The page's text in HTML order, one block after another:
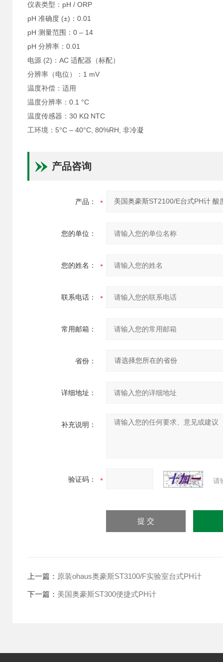
仪表类型：pH / ORP
pH 准确度 (±)：0.01
pH 测量范围：0 – 14
pH 分辨率：0.01
电源 (2)：AC 适配器（标配）
分辨率（电位）：1 mV
温度补偿：适用
温度分辨率：0.1 °C
温度传感器：30 KΩ NTC
工环境：5°C – 40°C, 80%RH, 非冷凝
产品咨询
产品：
您的单位：
您的姓名：
联系电话：
常用邮箱：
省份：
详细地址：
补充说明：
验证码： 请
上一篇： 原装ohaus奥豪斯ST3100/F实验室台式PH计
下一篇： 美国奥豪斯ST300便捷式PH计